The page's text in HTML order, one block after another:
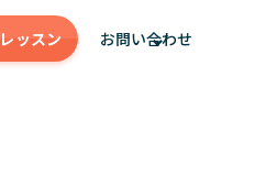
レッスン お問い合わせ